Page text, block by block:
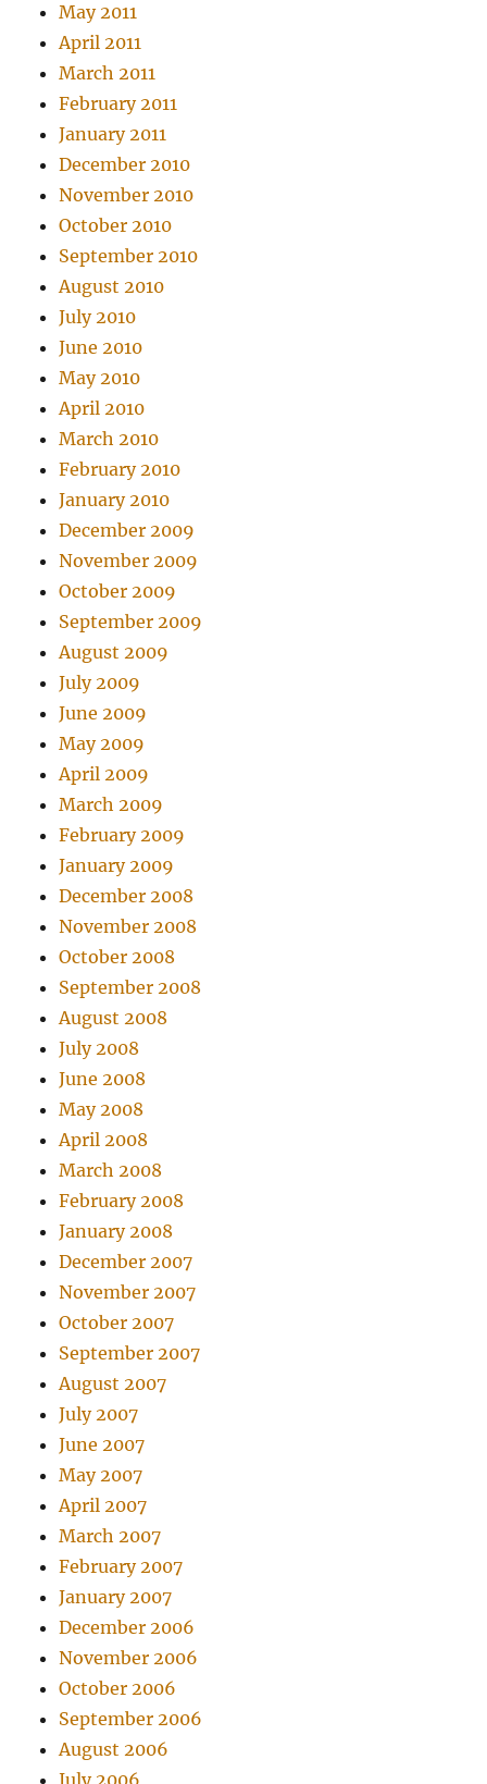
May 2011
April 2011
March 2011
February 2011
January 2011
December 2010
November 2010
October 2010
September 2010
August 2010
July 2010
June 2010
May 2010
April 2010
March 2010
February 2010
January 2010
December 2009
November 2009
October 2009
September 2009
August 2009
July 2009
June 2009
May 2009
April 2009
March 2009
February 2009
January 2009
December 2008
November 2008
October 2008
September 2008
August 2008
July 2008
June 2008
May 2008
April 2008
March 2008
February 2008
January 2008
December 2007
November 2007
October 2007
September 2007
August 2007
July 2007
June 2007
May 2007
April 2007
March 2007
February 2007
January 2007
December 2006
November 2006
October 2006
September 2006
August 2006